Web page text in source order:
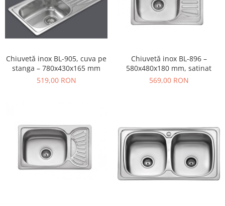
Chiuvetă inox BL-905, cuva pe
stanga – 780x430x165 mm
519,00 RON
Chiuvetă inox BL-896 –
580x480x180 mm, satinat
569,00 RON